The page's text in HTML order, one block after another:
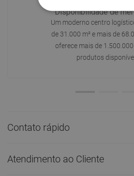
Disponibilidade de
Um moderno centro
de 31.000 m² e mais de
oferece mais de
produtos
Contato rápido
Atendimento ao Cliente